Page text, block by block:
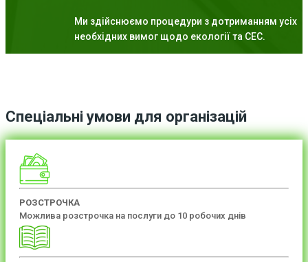
Ми здійснюємо процедури з дотриманням усіх
необхідних вимог щодо екології та СЕС.
Спеціальні умови для організацій
РОЗСТРОЧКА
Можлива розстрочка на послуги до 10 робочих днів